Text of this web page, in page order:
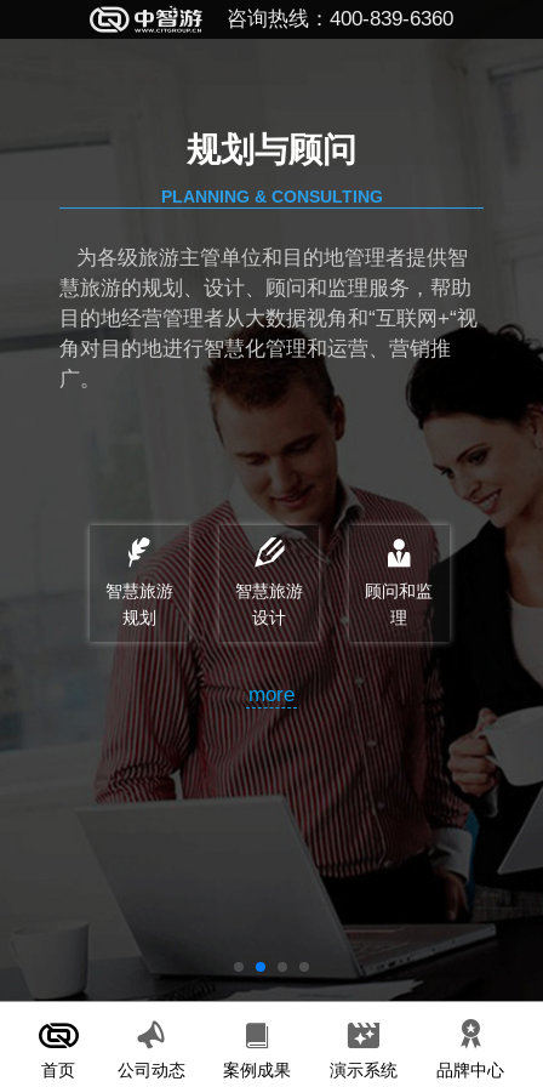
咨询热线：400-839-6360
首页 公司动态 案例成果 演示系统 品牌中心
规划与顾问
PLANNING & CONSULTING
为各级旅游主管单位和目的地管理者提供智
慧旅游的规划、设计、顾问和监理服务，帮助
目的地经营管理者从大数据视角和“互联网+“视
角对目的地进行智慧化管理和运营、营销推
广。
智慧旅游
规划
智慧旅游
设计
顾问和监
理
more